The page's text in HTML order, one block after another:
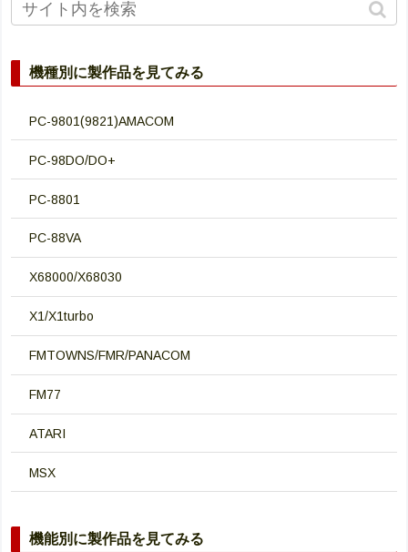
機種別に製作品を見てみる
PC-9801(9821)AMACOM
PC-98DO/DO+
PC-8801
PC-88VA
X68000/X68030
X1/X1turbo
FMTOWNS/FMR/PANACOM
FM77
ATARI
MSX
機能別に製作品を見てみる